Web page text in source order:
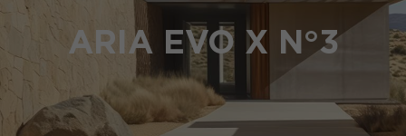
ARIA EVO X N°3